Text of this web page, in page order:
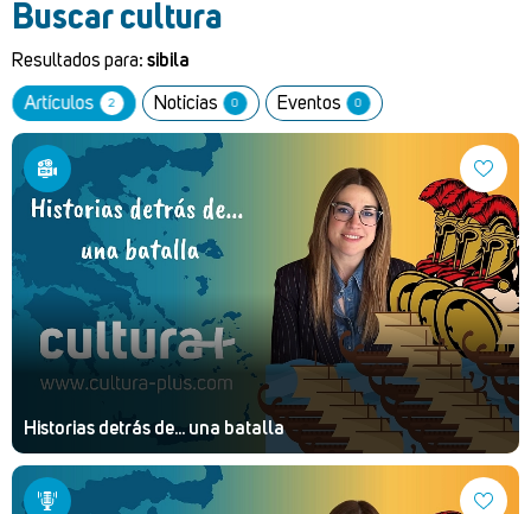
Buscar cultura
Resultados para: sibila
Artículos 2 Noticias 0 Eventos 0
Historias detrás de... una batalla